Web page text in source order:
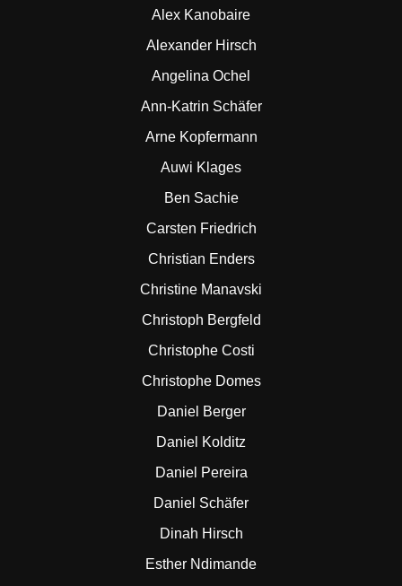
Alex Kanobaire
Alexander Hirsch
Angelina Ochel
Ann-Katrin Schäfer
Arne Kopfermann
Auwi Klages
Ben Sachie
Carsten Friedrich
Christian Enders
Christine Manavski
Christoph Bergfeld
Christophe Costi
Christophe Domes
Daniel Berger
Daniel Kolditz
Daniel Pereira
Daniel Schäfer
Dinah Hirsch
Esther Ndimande